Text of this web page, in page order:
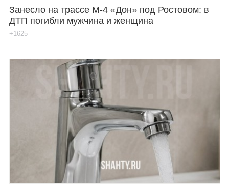
Занесло на трассе М-4 «Дон» под Ростовом: в
ДТП погибли мужчина и женщина
+1625